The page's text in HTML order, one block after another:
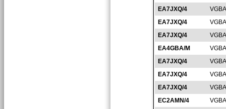
EA7JXQ/4
EA7JXQ/4
EA7JXQ/4
EA4GBA/M
EA7JXQ/4
EA7JXQ/4
EA7JXQ/4
EC2AMN/4